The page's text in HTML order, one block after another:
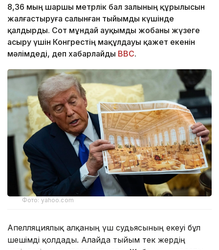
8,36 мың шаршы метрлік бал залының құрылысын
жалғастыруға салынған тыйымды күшінде
қалдырды. Сот мұндай ауқымды жобаны жүзеге
асыру үшін Конгрестің мақұлдауы қажет екенін
мәлімдеді, деп хабарлайды BBC.
Фото: yahoo.com
Апелляциялық алқаның үш судьясының екеуі бұл
шешімді қолдады. Алайда тыйым тек жердің